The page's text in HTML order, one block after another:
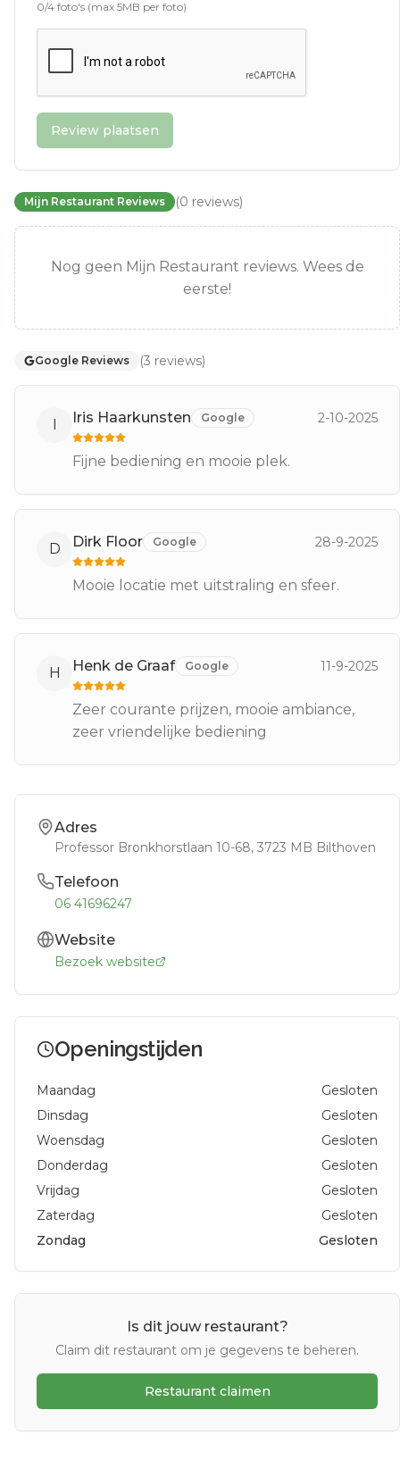
0/4 foto's (max 5MB per foto)
Review plaatsen
Mijn Restaurant Reviews (0 reviews)
Nog geen Mijn Restaurant reviews. Wees de
eerste!
Google Reviews (3 reviews)
I Iris Haarkunsten Google 2-10-2025
Fijne bediening en mooie plek.
D Dirk Floor Google 28-9-2025
Mooie locatie met uitstraling en sfeer.
H Henk de Graaf Google 11-9-2025
Zeer courante prijzen, mooie ambiance,
zeer vriendelijke bediening
Adres
Professor Bronkhorstlaan 10-68, 3723 MB Bilthoven
Telefoon
06 41696247
Website
Bezoek website
Openingstijden
Maandag
Gesloten
Dinsdag
Gesloten
Woensdag
Gesloten
Donderdag
Gesloten
Vrijdag
Gesloten
Zaterdag
Gesloten
Zondag
Gesloten
Is dit jouw restaurant?
Claim dit restaurant om je gegevens te beheren.
Restaurant claimen